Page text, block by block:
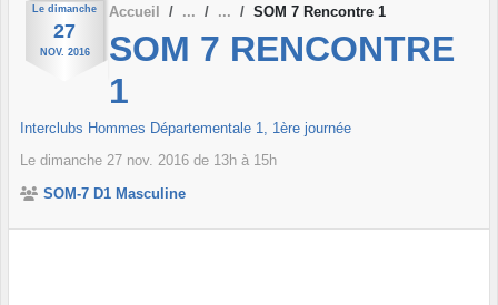
Le dimanche
27
NOV. 2016
Accueil SOM 7 Rencontre 1
SOM 7 RENCONTRE
1
Interclubs Hommes Départementale 1, 1ère journée
Le dimanche 27 nov. 2016 de 13h à 15h
SOM-7 D1 Masculine